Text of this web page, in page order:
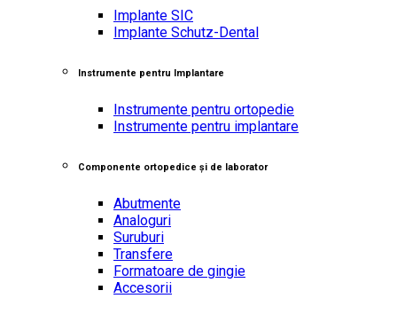
Implante SIC
Implante Schutz-Dental
Instrumente pentru Implantare
Instrumente pentru ortopedie
Instrumente pentru implantare
Componente ortopedice și de laborator
Abutmente
Analoguri
Suruburi
Transfere
Formatoare de gingie
Accesorii